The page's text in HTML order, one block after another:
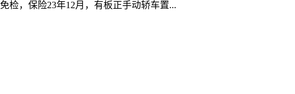
检，保险23年12月，有板正手动轿车置...